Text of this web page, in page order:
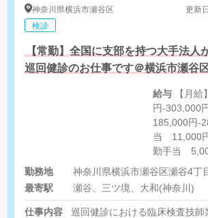
神奈川県横浜市瀬谷区
検診
更新
【常勤】全国に支部を持つ大手法人
巡回健診のお仕事です＠横浜市瀬谷
給与
円-303,000
185,000円-
当 11,000
勤手当
経験や実績
宅手当は一
勤務地
神奈川県横浜市瀬谷区瀬谷4丁
最寄駅
瀬谷、三ツ境、大和(神奈川)
仕事内容
巡回健診における臨床検査技師